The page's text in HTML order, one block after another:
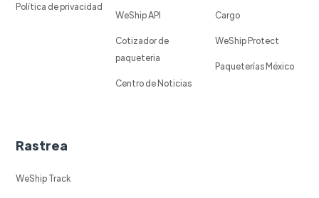
Política de privacidad
WeShip API
Cotizador de
paqueteria
Centro de Noticias
Cargo
WeShip Protect
Paqueterías México
Rastrea
WeShip Track